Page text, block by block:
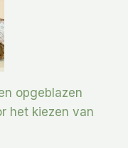
opgeblazen
het kiezen van